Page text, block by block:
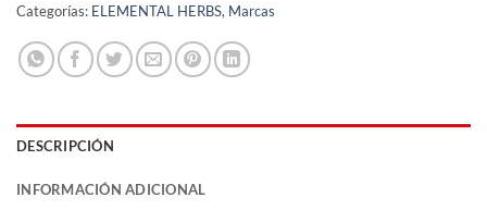
Categorías: ELEMENTAL HERBS, Marcas
DESCRIPCIÓN
INFORMACIÓN ADICIONAL